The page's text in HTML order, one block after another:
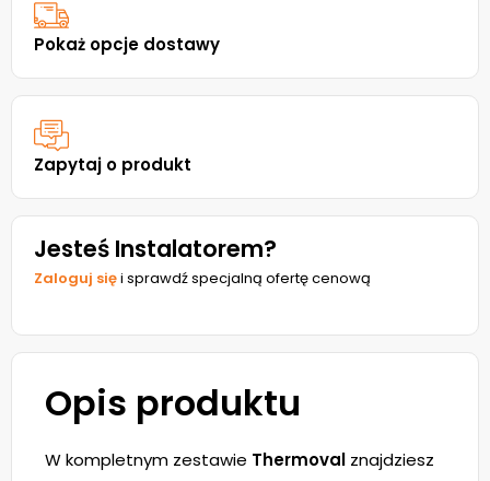
Pokaż opcje dostawy
Zapytaj o produkt
Jesteś Instalatorem?
Zaloguj sięi sprawdź specjalną ofertę cenową
Opis produktu
W kompletnym zestawie Thermoval znajdziesz